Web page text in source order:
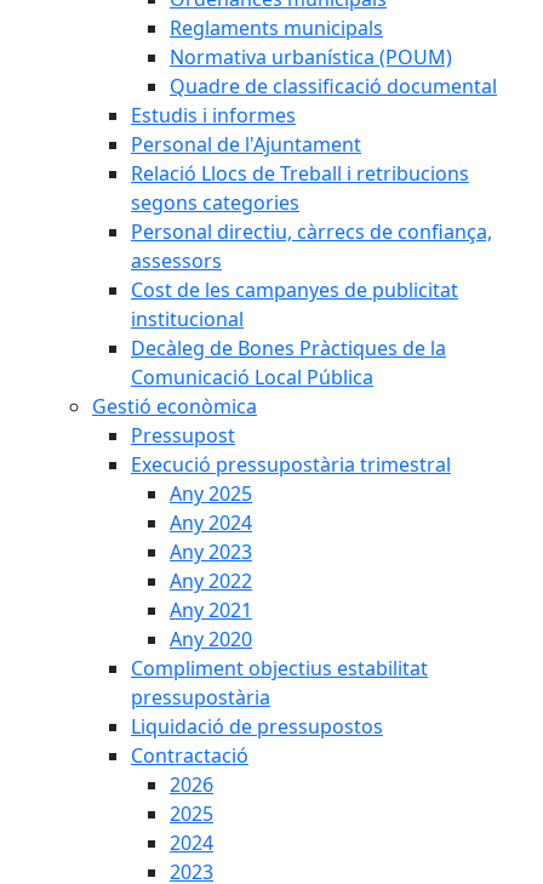
Reglaments municipals
Normativa urbanística (POUM)
Quadre de classificació documental
Estudis i informes
Personal de l'Ajuntament
Relació Llocs de Treball i retribucions
segons categories
Personal directiu, càrrecs de confiança,
assessors
Cost de les campanyes de publicitat
institucional
Decàleg de Bones Pràctiques de la
Comunicació Local Pública
Gestió econòmica
Pressupost
Execució pressupostària trimestral
Any 2025
Any 2024
Any 2023
Any 2022
Any 2021
Any 2020
Compliment objectius estabilitat
pressupostària
Liquidació de pressupostos
Contractació
2026
2025
2024
2023